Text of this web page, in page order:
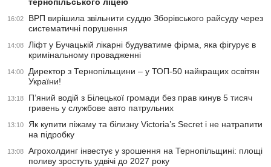
16:02
ВРП вирішила звільнити суддю Зборівського райсуду через
систематичні порушення
14:08
Ліфт у Бучацькій лікарні будуватиме фірма, яка фігурує в
кримінальному провадженні
14:00
Директор з Тернопільщини – у ТОП-50 найкращих освітян
України!
13:18
П’яний водій з Білецької громади без прав кинув 5 тисяч
гривень у службове авто патрульних
13:10
Як купити піжаму та білизну Victoria’s Secret і не натрапити
на підробку
13:08
Агрохолдинг інвестує у зрошення на Тернопільщині: площі
поливу зростуть удвічі до 2027 року